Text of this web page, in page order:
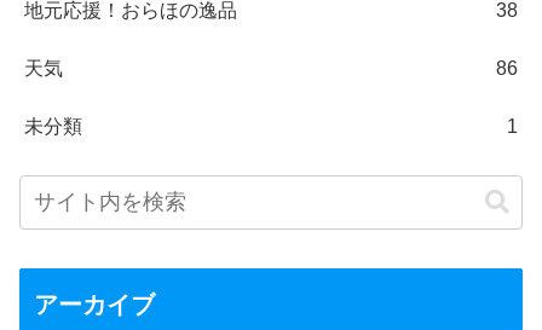
地元応援！おらほの逸品 38
天気 86
未分類 1
アーカイブ